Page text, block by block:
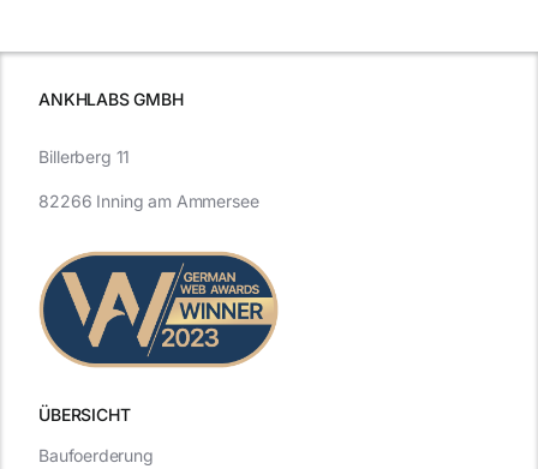
ANKHLABS GMBH
ÜBERSICHT
Billerberg 11
82266 Inning am Ammersee
Baufoerderung